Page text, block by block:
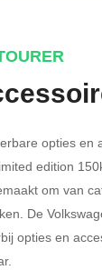
opties en
edition
om van
De
opties en